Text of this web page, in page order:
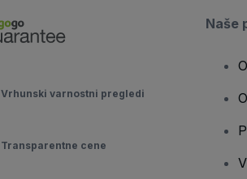
Vrhunski varnostni pregledi
Transparentne cene
Naše